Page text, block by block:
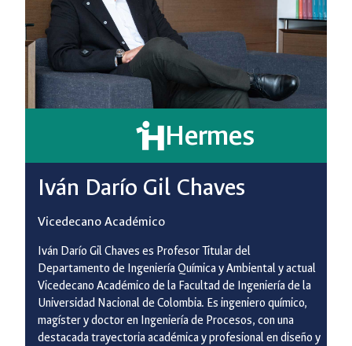
Hermes
Iván Darío Gil Chaves
Vicedecano Académico
Iván Darío Gil Chaves es Profesor Titular del
Departamento de Ingeniería Química y Ambiental y actual
Vicedecano Académico de la Facultad de Ingeniería de la
Universidad Nacional de Colombia. Es ingeniero químico,
magíster y doctor en Ingeniería de Procesos, con una
destacada trayectoria académica y profesional en diseño y